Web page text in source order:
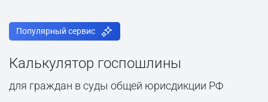
Популярный сервис
Калькулятор госпошлины
для граждан в суды общей юрисдикции РФ